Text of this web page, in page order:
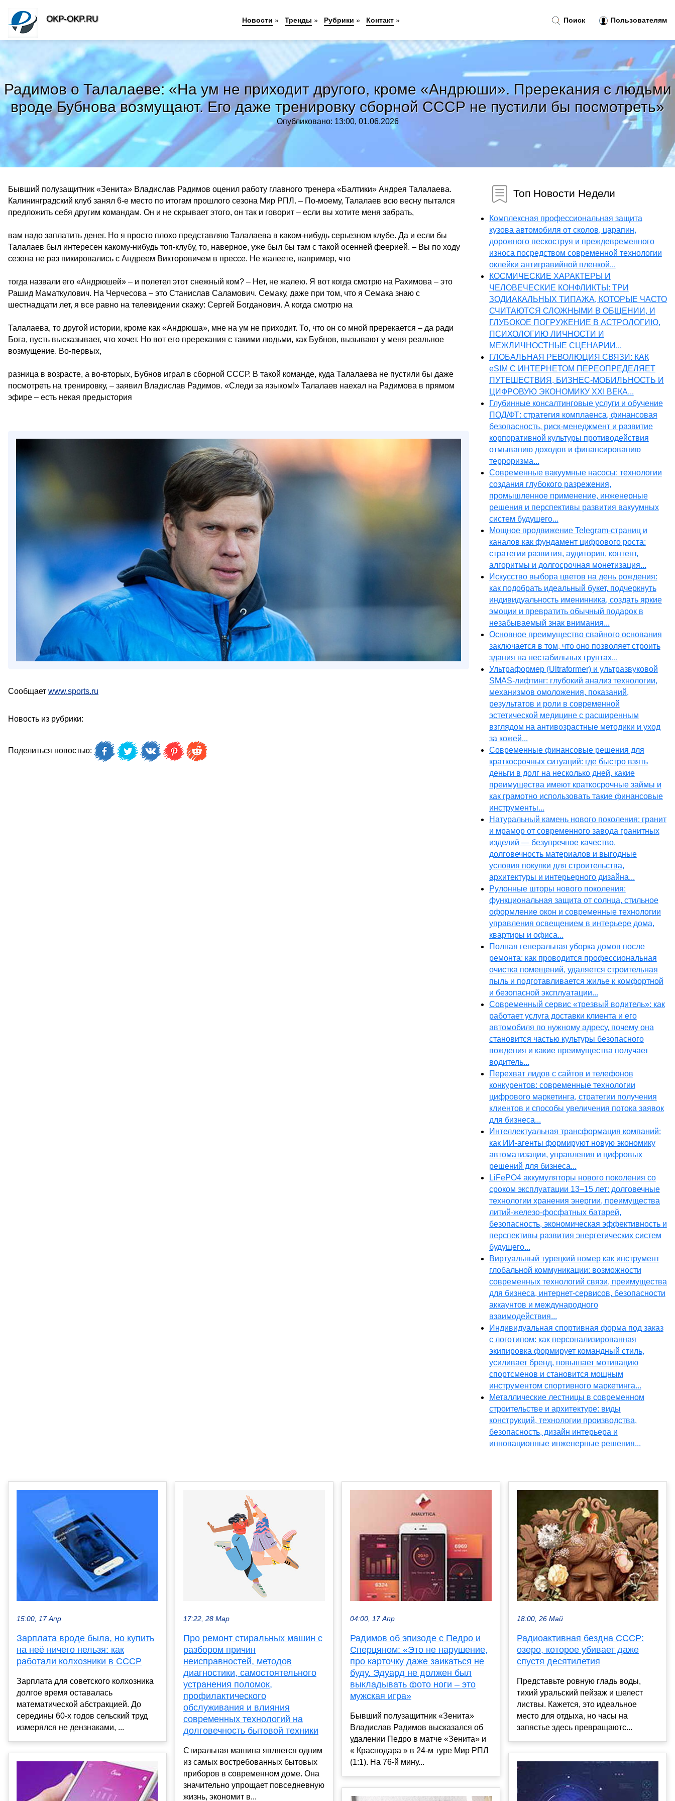
Радимов о Талалаеве: «На ум не приходит другого, кроме «Андрюши». Пререкания с людьми
вроде Бубнова возмущают. Его даже тренировку сборной СССР не пустили бы посмотреть»
Опубликовано: 13:00, 01.06.2026
Бывший полузащитник «Зенита» Владислав Радимов оценил работу главного тренера «Балтики» Андрея Талалаева.
Калининградский клуб занял 6-е место по итогам прошлого сезона Мир РПЛ. – По-моему, Талалаев всю весну пытался
предложить себя другим командам. Он и не скрывает этого, он так и говорит – если вы хотите меня забрать,
вам надо заплатить денег. Но я просто плохо представляю Талалаева в каком-нибудь серьезном клубе. Да и если бы
Талалаев был интересен какому-нибудь топ-клубу, то, наверное, уже был бы там с такой осенней феерией. – Вы по ходу
сезона не раз пикировались с Андреем Викторовичем в прессе. Не жалеете, например, что
тогда назвали его «Андрюшей» – и полетел этот снежный ком? – Нет, не жалею. Я вот когда смотрю на Рахимова – это
Рашид Маматкулович. На Черчесова – это Станислав Саламович. Семаку, даже при том, что я Семака знаю с
шестнадцати лет, я все равно на телевидении скажу: Сергей Богданович. А когда смотрю на
Талалаева, то другой истории, кроме как «Андрюша», мне на ум не приходит. То, что он со мной пререкается – да ради
Бога, пусть высказывает, что хочет. Но вот его пререкания с такими людьми, как Бубнов, вызывают у меня реальное
возмущение. Во-первых,
разница в возрасте, а во-вторых, Бубнов играл в сборной СССР. В такой команде, куда Талалаева не пустили бы даже
посмотреть на тренировку, – заявил Владислав Радимов. «Следи за языком!» Талалаев наехал на Радимова в прямом
эфире – есть некая предыстория
Сообщает www.sports.ru
Новость из рубрики:
Поделиться новостью:
Топ Новости Недели
Комплексная профессиональная защита
кузова автомобиля от сколов, царапин,
дорожного пескоструя и преждевременного
износа посредством современной технологии
оклейки антигравийной пленкой...
КОСМИЧЕСКИЕ ХАРАКТЕРЫ И
ЧЕЛОВЕЧЕСКИЕ КОНФЛИКТЫ: ТРИ
ЗОДИАКАЛЬНЫХ ТИПАЖА, КОТОРЫЕ ЧАСТО
СЧИТАЮТСЯ СЛОЖНЫМИ В ОБЩЕНИИ, И
ГЛУБОКОЕ ПОГРУЖЕНИЕ В АСТРОЛОГИЮ,
ПСИХОЛОГИЮ ЛИЧНОСТИ И
МЕЖЛИЧНОСТНЫЕ СЦЕНАРИИ...
ГЛОБАЛЬНАЯ РЕВОЛЮЦИЯ СВЯЗИ: КАК
eSIM С ИНТЕРНЕТОМ ПЕРЕОПРЕДЕЛЯЕТ
ПУТЕШЕСТВИЯ, БИЗНЕС-МОБИЛЬНОСТЬ И
ЦИФРОВУЮ ЭКОНОМИКУ XXI ВЕКА...
Глубинные консалтинговые услуги и обучение
ПОД/ФТ: стратегия комплаенса, финансовая
безопасность, риск-менеджмент и развитие
корпоративной культуры противодействия
отмыванию доходов и финансированию
терроризма...
Современные вакуумные насосы: технологии
создания глубокого разрежения,
промышленное применение, инженерные
решения и перспективы развития вакуумных
систем будущего...
Мощное продвижение Telegram-страниц и
каналов как фундамент цифрового роста:
стратегии развития, аудитория, контент,
алгоритмы и долгосрочная монетизация...
Искусство выбора цветов на день рождения:
как подобрать идеальный букет, подчеркнуть
индивидуальность именинника, создать яркие
эмоции и превратить обычный подарок в
незабываемый знак внимания...
Основное преимущество свайного основания
заключается в том, что оно позволяет строить
здания на нестабильных грунтах...
Ультраформер (Ultraformer) и ультразвуковой
SMAS-лифтинг: глубокий анализ технологии,
механизмов омоложения, показаний,
результатов и роли в современной
эстетической медицине с расширенным
взглядом на антивозрастные методики и уход
за кожей...
Современные финансовые решения для
краткосрочных ситуаций: где быстро взять
деньги в долг на несколько дней, какие
преимущества имеют краткосрочные займы и
как грамотно использовать такие финансовые
инструменты...
Натуральный камень нового поколения: гранит
и мрамор от современного завода гранитных
изделий — безупречное качество,
долговечность материалов и выгодные
условия покупки для строительства,
архитектуры и интерьерного дизайна...
Рулонные шторы нового поколения:
функциональная защита от солнца, стильное
оформление окон и современные технологии
управления освещением в интерьере дома,
квартиры и офиса...
Полная генеральная уборка домов после
ремонта: как проводится профессиональная
очистка помещений, удаляется строительная
пыль и подготавливается жилье к комфортной
и безопасной эксплуатации...
Современный сервис «трезвый водитель»: как
работает услуга доставки клиента и его
автомобиля по нужному адресу, почему она
становится частью культуры безопасного
вождения и какие преимущества получает
водитель...
Перехват лидов с сайтов и телефонов
конкурентов: современные технологии
цифрового маркетинга, стратегии получения
клиентов и способы увеличения потока заявок
для бизнеса...
Интеллектуальная трансформация компаний:
как ИИ-агенты формируют новую экономику
автоматизации, управления и цифровых
решений для бизнеса...
LiFePO4 аккумуляторы нового поколения со
сроком эксплуатации 13–15 лет: долговечные
технологии хранения энергии, преимущества
литий-железо-фосфатных батарей,
безопасность, экономическая эффективность и
перспективы развития энергетических систем
будущего...
Виртуальный турецкий номер как инструмент
глобальной коммуникации: возможности
современных технологий связи, преимущества
для бизнеса, интернет-сервисов, безопасности
аккаунтов и международного
взаимодействия...
Индивидуальная спортивная форма под заказ
с логотипом: как персонализированная
экипировка формирует командный стиль,
усиливает бренд, повышает мотивацию
спортсменов и становится мощным
инструментом спортивного маркетинга...
Металлические лестницы в современном
строительстве и архитектуре: виды
конструкций, технологии производства,
безопасность, дизайн интерьера и
инновационные инженерные решения...
15:00, 17 Апр
Зарплата вроде была, но купить
на неё ничего нельзя: как
работали колхозники в СССР
Зарплата для советского колхозника
долгое время оставалась
математической абстракцией. До
середины 60-х годов сельский труд
измерялся не дензнаками, ...
17:22, 28 Мар
Про ремонт стиральных машин с
разбором причин
неисправностей, методов
диагностики, самостоятельного
устранения поломок,
профилактического
обслуживания и влияния
современных технологий на
долговечность бытовой техники
Стиральная машина является одним
из самых востребованных бытовых
приборов в современном доме. Она
значительно упрощает повседневную
жизнь, экономит в...
04:00, 17 Апр
Радимов об эпизоде с Педро и
Сперцяном: «Это не нарушение,
про карточку даже заикаться не
буду. Эдуард не должен был
выкладывать фото ноги – это
мужская игра»
Бывший полузащитник «Зенита»
Владислав Радимов высказался об
удалении Педро в матче «Зенита» и
« Краснодара » в 24-м туре Мир РПЛ
(1:1). На 76-й мину...
18:00, 26 Май
Радиоактивная бездна СССР:
озеро, которое убивает даже
спустя десятилетия
Представьте ровную гладь воды,
тихий уральский пейзаж и шелест
листвы. Кажется, это идеальное
место для отдыха, но часы на
запястье здесь превращаютс...
Поиск Пользователям
OKP-OKP.RU Новости » Тренды » Рубрики » Контакт»